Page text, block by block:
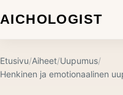
Etusivu/Aiheet/Uupumus/
Henkinen ja emotionaalinen